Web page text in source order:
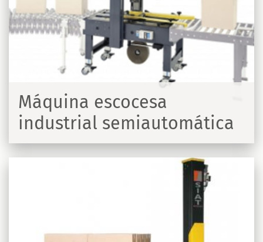
Máquina escocesa
industrial semiautomática